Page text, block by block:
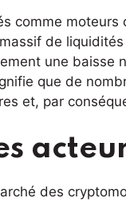
comme
de
une baisse
que de
et, par
des